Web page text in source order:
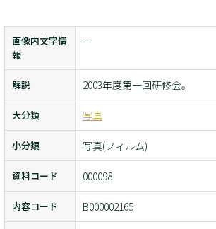
画像内文字情
報
ー
解説 2003年度第一回研修会。
大分類 写真
小分類 写真(フィルム)
資料コード 000098
内容コード B000002165